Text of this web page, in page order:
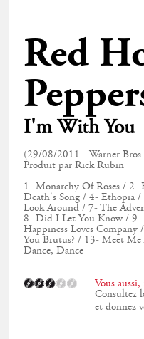
Red
I'm With You
(29/08/2011 - Warner
Produit par Rick Rubin
1- Monarchy Of Roses / 2-
Death's Song / 4- Ethopia
Look Around / 7- The
8- Did I Let You Know / 9-
Happiness Loves
You Brutus? / 13- Meet
Dance, Dance
Vous
Consultez
et donnez